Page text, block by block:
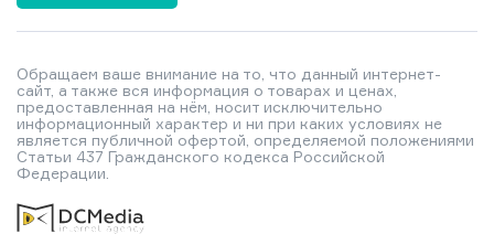
Обращаем ваше внимание на то, что данный интернет-
сайт, а также вся информация о товарах и ценах,
предоставленная на нём, носит исключительно
информационный характер и ни при каких условиях не
является публичной офертой, определяемой положениями
Статьи 437 Гражданского кодекса Российской
Федерации.